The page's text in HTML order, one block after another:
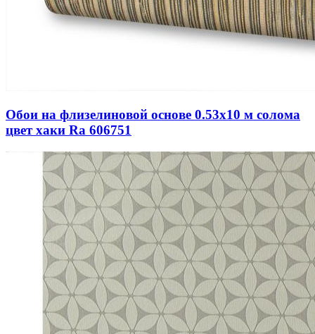
Обои на флизелиновой основе 0.53х10 м солома
цвет хаки Ra 606751